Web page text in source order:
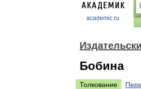
academic.ru
Бобина
Толкование